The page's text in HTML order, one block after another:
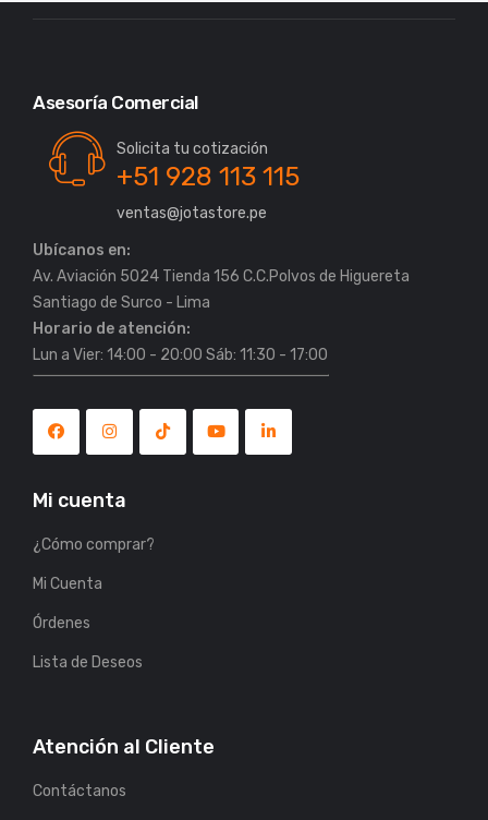
Asesoría Comercial
Solicita tu cotización
+51 928 113 115
ventas@jotastore.pe
Ubícanos en:
Av. Aviación 5024 Tienda 156 C.C.Polvos de Higuereta
Horario de atención:
Lun a Vier: 14:00 - 20:00 Sáb: 11:30 - 17:00
Mi cuenta
¿Cómo comprar?
Mi Cuenta
Órdenes
Lista de Deseos
Atención al Cliente
Contáctanos